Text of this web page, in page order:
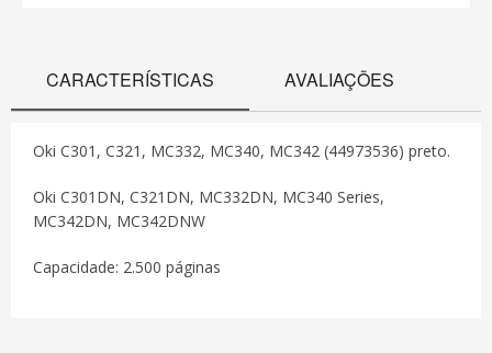
CARACTERÍSTICAS AVALIAÇÕES
Oki C301, C321, MC332, MC340, MC342 (44973536) preto.
Oki C301DN, C321DN, MC332DN, MC340 Series,
MC342DN, MC342DNW
Capacidade: 2.500 páginas